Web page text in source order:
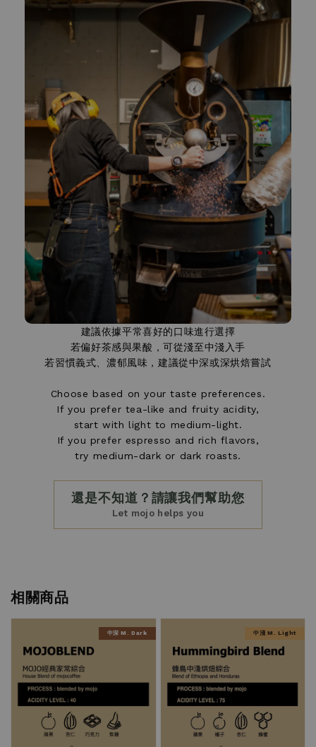
建議依據平常喜好的口味進行選擇
若偏好茶感與果酸，可從淺至中淺入手
若習慣義式、濃郁風味，建議從中深或深烘焙嘗試
Choose based on your taste preferences.
If you prefer tea-like and fruity acidity,
start with light to medium-light.
If you prefer espresso and rich flavors,
try medium-dark or dark roasts.
還是不知道？請讓我們幫助您
Let mojo helps you
相關商品
中深 M. Dark 中淺 M. Light